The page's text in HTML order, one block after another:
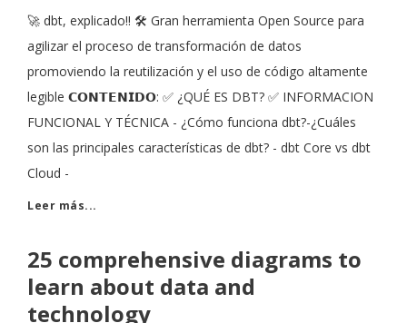
🚀 dbt, explicado!! 🛠 Gran herramienta Open Source para
agilizar el proceso de transformación de datos
promoviendo la reutilización y el uso de código altamente
legible 𝗖𝗢𝗡𝗧𝗘𝗡𝗜𝗗𝗢: ✅ ¿QUÉ ES DBT? ✅ INFORMACION
FUNCIONAL Y TÉCNICA - ¿Cómo funciona dbt?-¿Cuáles
son las principales características de dbt? - dbt Core vs dbt
Cloud -
Leer más...
25 comprehensive diagrams to
learn about data and
technology